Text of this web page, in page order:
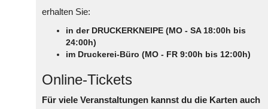
erhalten Sie:
in der DRUCKERKNEIPE (MO - SA 18:00h bis
24:00h)
im Druckerei-Büro (MO - FR 9:00h bis 12:00h)
Online-Tickets
Für viele Veranstaltungen kannst du die Karten auch